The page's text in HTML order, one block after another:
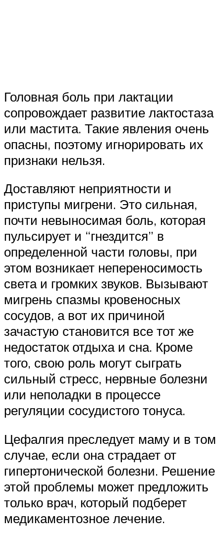
Головная боль при лактации
сопровождает развитие лактостаза
или мастита. Такие явления очень
опасны, поэтому игнорировать их
признаки нельзя.
Доставляют неприятности и
приступы мигрени. Это сильная,
почти невыносимая боль, которая
пульсирует и “гнездится” в
определенной части головы, при
этом возникает непереносимость
света и громких звуков. Вызывают
мигрень спазмы кровеносных
сосудов, а вот их причиной
зачастую становится все тот же
недостаток отдыха и сна. Кроме
того, свою роль могут сыграть
сильный стресс, нервные болезни
или неполадки в процессе
регуляции сосудистого тонуса.
Цефалгия преследует маму и в том
случае, если она страдает от
гипертонической болезни. Решение
этой проблемы может предложить
только врач, который подберет
медикаментозное лечение.